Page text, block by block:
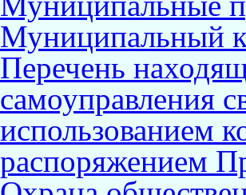
Муниципальный
Перечень
самоуправления
использованием
распоряжением